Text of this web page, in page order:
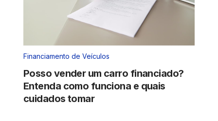
Financiamento de Veículos
Posso vender um carro financiado?
Entenda como funciona e quais
cuidados tomar